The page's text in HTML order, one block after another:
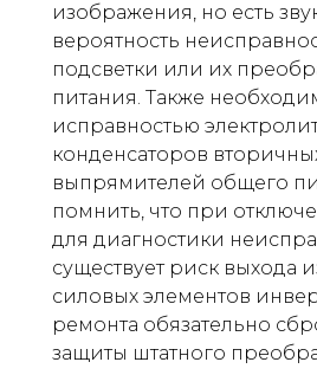
изображения, но есть
вероятность
подсветки или их
питания. Также
исправностью
конденсаторов
выпрямителей общего
помнить, что при
для диагностики
существует риск выхода
силовых элементов
ремонта обязательно
защиты штатного